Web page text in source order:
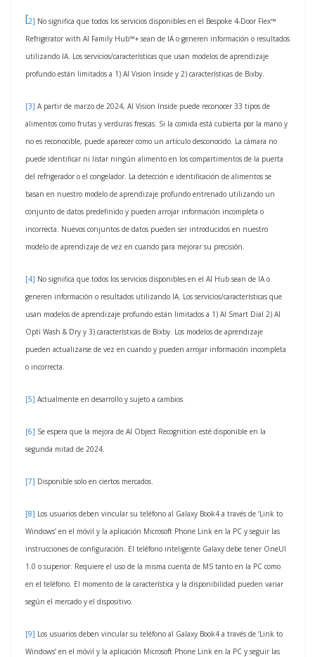
[2] No significa que todos los servicios disponibles en el Bespoke 4-Door Flex™
Refrigerator with AI Family Hub™+ sean de IA o generen información o resultados
utilizando IA. Los servicios/características que usan modelos de aprendizaje
profundo están limitados a 1) AI Vision Inside y 2) características de Bixby.
[3] A partir de marzo de 2024, AI Vision Inside puede reconocer 33 tipos de
alimentos como frutas y verduras frescas. Si la comida está cubierta por la mano y
no es reconocible, puede aparecer como un artículo desconocido. La cámara no
puede identificar ni listar ningún alimento en los compartimentos de la puerta
del refrigerador o el congelador. La detección e identificación de alimentos se
basan en nuestro modelo de aprendizaje profundo entrenado utilizando un
conjunto de datos predefinido y pueden arrojar información incompleta o
incorrecta. Nuevos conjuntos de datos pueden ser introducidos en nuestro
modelo de aprendizaje de vez en cuando para mejorar su precisión.
[4] No significa que todos los servicios disponibles en el AI Hub sean de IA o
generen información o resultados utilizando IA. Los servicios/características que
usan modelos de aprendizaje profundo están limitados a 1) AI Smart Dial 2) AI
Opti Wash & Dry y 3) características de Bixby. Los modelos de aprendizaje
pueden actualizarse de vez en cuando y pueden arrojar información incompleta
o incorrecta.
[5] Actualmente en desarrollo y sujeto a cambios.
[6] Se espera que la mejora de AI Object Recognition esté disponible en la
segunda mitad de 2024.
[7] Disponible solo en ciertos mercados.
[8] Los usuarios deben vincular su teléfono al Galaxy Book4 a través de ‘Link to
Windows’ en el móvil y la aplicación Microsoft Phone Link en la PC y seguir las
instrucciones de configuración. El teléfono inteligente Galaxy debe tener OneUI
1.0 o superior. Requiere el uso de la misma cuenta de MS tanto en la PC como
en el teléfono. El momento de la característica y la disponibilidad pueden variar
según el mercado y el dispositivo.
[9] Los usuarios deben vincular su teléfono al Galaxy Book4 a través de ‘Link to
Windows’ en el móvil y la aplicación Microsoft Phone Link en la PC y seguir las